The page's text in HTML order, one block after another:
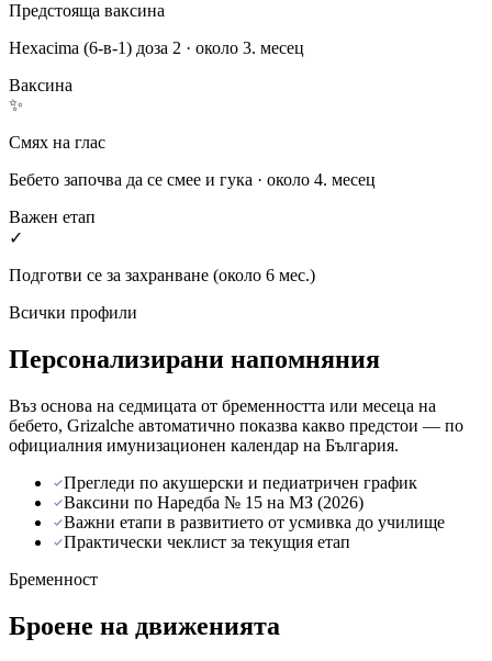
Предстояща ваксина
Hexacima (6-в-1) доза 2 · около 3. месец
Ваксина
✨
Смях на глас
Бебето започва да се смее и гука · около 4. месец
Важен етап
✓
Подготви се за захранване (около 6 мес.)
Всички профили
Персонализирани напомняния
Въз основа на седмицата от бременността или месеца на
бебето, Grizalche автоматично показва какво предстои — по
официалния имунизационен календар на България.
Прегледи по акушерски и педиатричен график
Ваксини по Наредба № 15 на МЗ (2026)
Важни етапи в развитието от усмивка до училище
Практически чеклист за текущия етап
Бременност
Броене на движенията